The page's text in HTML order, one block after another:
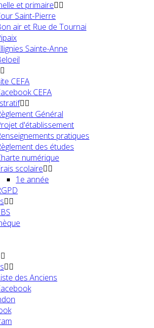
et primaire
Saint-Pierre
air et Rue de Tournai
Sainte-Anne
CEFA
CEFA
Général
d'établissement
pratiques
des études
numérique
scolaire
1e année
des Anciens